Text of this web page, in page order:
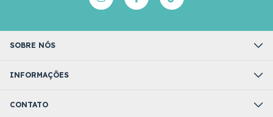
SOBRE NÓS
INFORMAÇÕES
CONTATO